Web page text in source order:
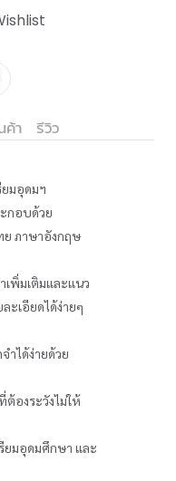
ค้า รีวิว
มอุดมฯ
ะกอบด้วย
ภาษาอังกฤษ
พิ่มเติมและแนว
ะเอียดได้ง่ายๆ
ำได้ง่ายด้วย
องระวังไม่ให้
รียมอุดมศึกษา และ